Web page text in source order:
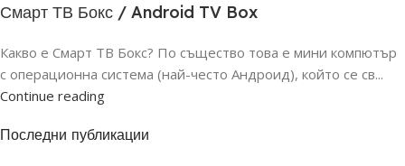
Смарт ТВ Бокс / Android TV Box
Какво е Смарт ТВ Бокс? По същество това e мини компютър
с операционна система (най-често Андроид), който се св...
Continue reading
Последни публикации